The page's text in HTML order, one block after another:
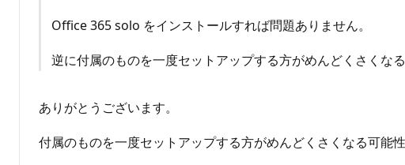
Office 365 solo をインストールすれば問題ありません。
逆に付属のものを一度セットアップする方がめんどくさくな
ありがとうございます。
付属のものを一度セットアップする方がめんどくさくなる可能性